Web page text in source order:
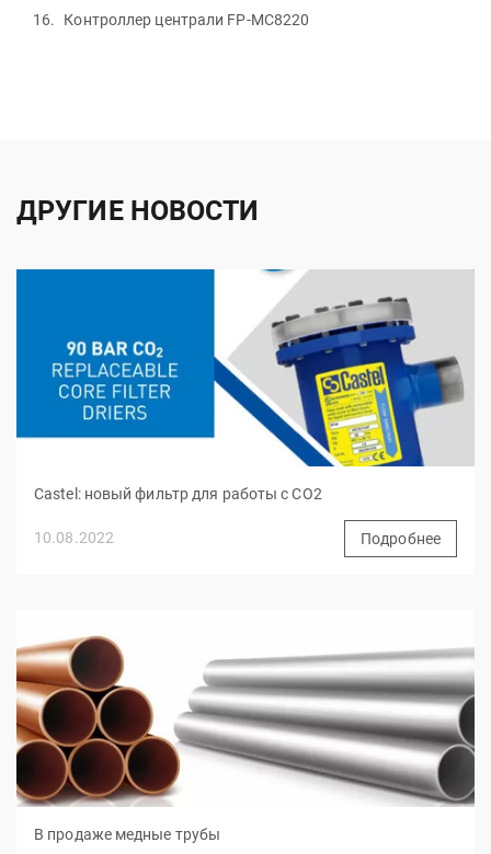
Контроллер централи FP-MC8220
ДРУГИЕ НОВОСТИ
Castel: новый фильтр для работы с СО2
10.08.2022 Подробнее
В продаже медные трубы